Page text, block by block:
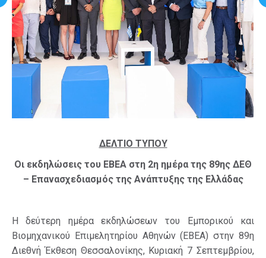
ΔΕΛΤΙΟ ΤΥΠΟΥ
Οι εκδηλώσεις του ΕΒΕΑ στη 2η ημέρα της 89ης ΔΕΘ
– Επανασχεδιασμός της Ανάπτυξης της Ελλάδας
Η δεύτερη ημέρα εκδηλώσεων του Εμπορικού και
Βιομηχανικού Επιμελητηρίου Αθηνών (ΕΒΕΑ) στην 89η
Διεθνή Έκθεση Θεσσαλονίκης, Κυριακή 7 Σεπτεμβρίου,